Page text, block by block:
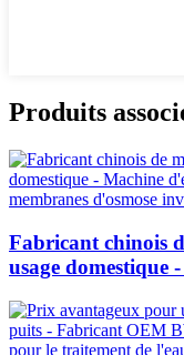
Produits
Fabricant chinois
usage domestique